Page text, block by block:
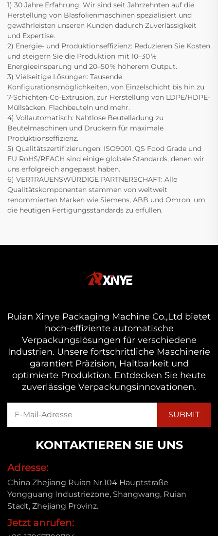
1) 30 Jahre Erfahrung: Wir sind seit Jahrzehnten auf die
Herstellung von Blasfolienmaschinen spezialisiert und
gewährleisten unseren Kunden dadurch Zuverlässigkeit
und Expertise.
2) Energie- und Produktionseffizienz: Reduzieren Sie Kosten
und steigern Sie die Produktion mit 10–30 %
Energieeinsparung und 20–50 % höherem Output.
3) Vielseitige Lösungen: Tausende
Konfigurationsmöglichkeiten, von Einzelschicht bis hin zu
7-Schichten-Co-Extrusion, zur Herstellung von LDPE/HDPE-
Müllsäcken, Flachbeuteln und mehr.
4) Vollautomatisch: Nahtlose Beutelladung zu
Beutelmaschinen und Druckern für maximale
Produktionseffizienz.
5) Qualitätszertifizierungen: ISO9001, QS Food Grade und
EU RoHS/REACH sind einige globale Standards, denen wir
uns erfolgreich angepasst haben.
6) VERTRAUENSWÜRDIGE PARTNERSCHAFT: Alle
Qualitätskomponenten stammen von weltweit
renommierten Marken wie Siemens, ABB und Omron, um
die heutigen Fertigungsstandards zu erfüllen.
Ruian Xinye Packaging Machine Co.,Ltd bietet
hoch-effiziente automatische
Verpackungslösungen für verschiedene
Industrien. Unsere fortschrittliche Maschinerie
garantiert Präzision, Haltbarkeit und
optimierte Produktion. Entdecken Sie heute
zuverlässige Verpackungsinnovationen.
KONTAKTIEREN SIE UNS
Adresse:
China Zhejiang Ruian Nr.104 Hauptstraße
Yongguang Industriezone, Shangwang, Ruian
Stadt, Zhejiang Provinz.
Jetzt anrufen: